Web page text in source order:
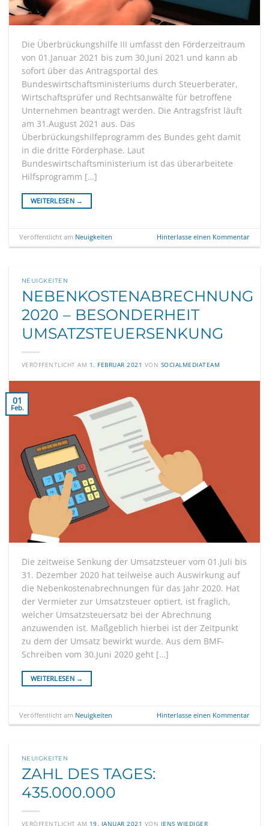
Die Überbrückungshilfe III umfasst den Förderzeitraum
von 01.Januar 2021 bis zum 30.Juni 2021 und kann ab
sofort über das Antragsportal des
Bundeswirtschaftsministeriums durch Steuerberater,
Wirtschaftsprüfer und Rechtsanwälte für betroffene
Unternehmen beantragt werden. Die Antragsfrist läuft
am 31.August 2021 aus. Das
Überbrückungshilfeprogramm des Bundes geht damit
in die dritte Förderphase. Laut
Bundeswirtschaftsministerium ist das überarbeitete
Hilfsprogramm […]
WEITERLESEN →
Veröffentlicht am Neuigkeiten Hinterlasse einen Kommentar
NEUIGKEITEN
NEBENKOSTENABRECHNUNG
2020 – BESONDERHEIT
UMSATZSTEUERSENKUNG
VERÖFFENTLICHT AM 1. FEBRUAR 2021 VON SOCIALMEDIATEAM
01
Feb.
Die zeitweise Senkung der Umsatzsteuer vom 01.Juli bis
31. Dezember 2020 hat teilweise auch Auswirkung auf
die Nebenkostenabrechnungen für das Jahr 2020. Hat
der Vermieter zur Umsatzsteuer optiert, ist fraglich,
welcher Umsatzsteuersatz bei der Abrechnung
anzuwenden ist. Maßgeblich hierbei ist der Zeitpunkt
zu dem der Umsatz bewirkt wurde. Aus dem BMF-
Schreiben vom 30.Juni 2020 geht […]
WEITERLESEN →
Veröffentlicht am Neuigkeiten Hinterlasse einen Kommentar
NEUIGKEITEN
ZAHL DES TAGES:
435.000.000
VERÖFFENTLICHT AM 19. JANUAR 2021 VON JENS WIEDIGER